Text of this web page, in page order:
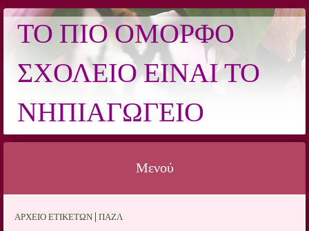
ΤΟ ΠΙΟ ΌΜΟΡΦΟ
ΣΧΟΛΕΊΟ ΕΊΝΑΙ ΤΟ
ΝΗΠΙΑΓΩΓΕΊΟ
Μενού
ΑΡΧΕΊΟ ΕΤΙΚΕΤΏΝ | ΠΆΖΛ